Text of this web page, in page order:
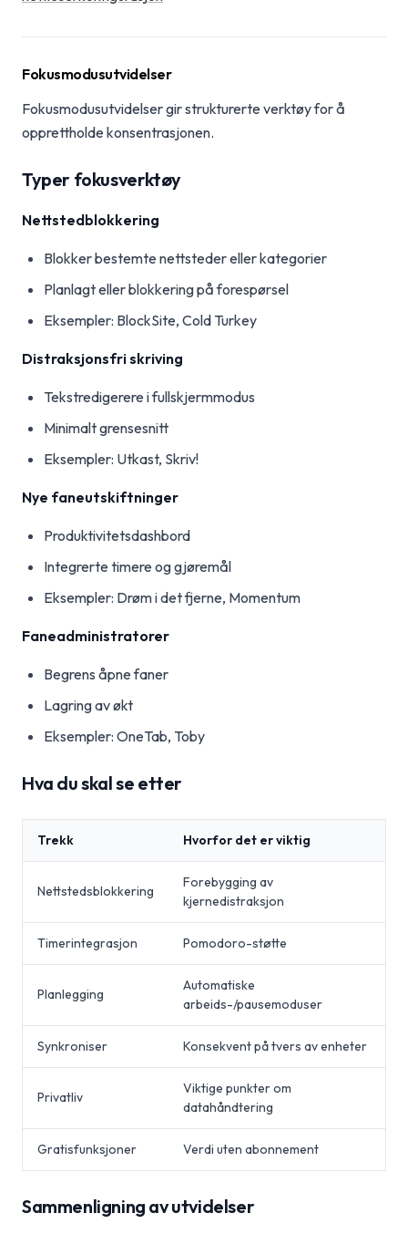
Fokusmodusutvidelser
Fokusmodusutvidelser gir strukturerte verktøy for å
opprettholde konsentrasjonen.
Typer fokusverktøy
Nettstedblokkering
Blokker bestemte nettsteder eller kategorier
Planlagt eller blokkering på forespørsel
Eksempler: BlockSite, Cold Turkey
Distraksjonsfri skriving
Tekstredigerere i fullskjermmodus
Minimalt grensesnitt
Eksempler: Utkast, Skriv!
Nye faneutskiftninger
Produktivitetsdashbord
Integrerte timere og gjøremål
Eksempler: Drøm i det fjerne, Momentum
Faneadministratorer
Begrens åpne faner
Lagring av økt
Eksempler: OneTab, Toby
Hva du skal se etter
Trekk Hvorfor det er viktig
Nettstedsblokkering
Forebygging av
kjernedistraksjon
Timerintegrasjon Pomodoro-støtte
Planlegging
Automatiske
arbeids-/pausemoduser
Synkroniser Konsekvent på tvers av enheter
Privatliv
Viktige punkter om
datahåndtering
Gratisfunksjoner Verdi uten abonnement
Sammenligning av utvidelser